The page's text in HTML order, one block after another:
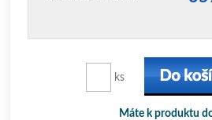
ks
Máte k produktu